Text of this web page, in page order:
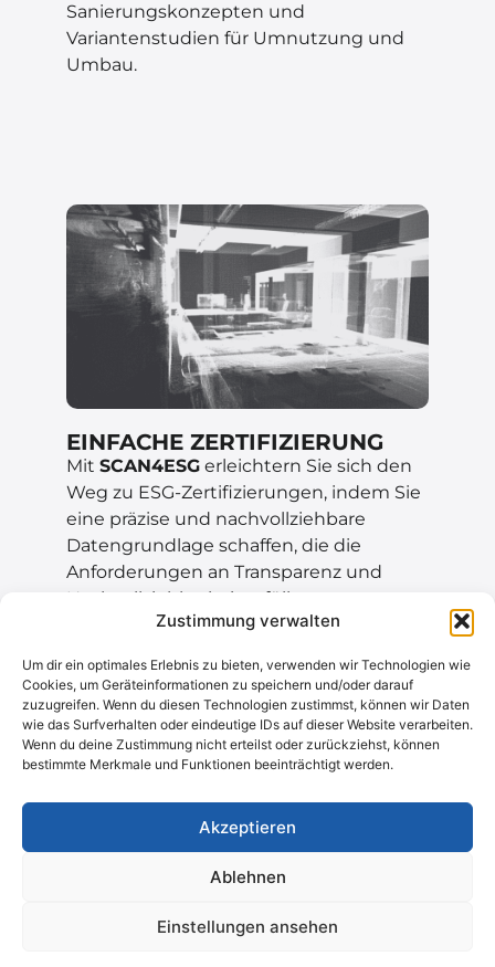
Zustimmung verwalten
Um dir ein optimales Erlebnis zu bieten, verwenden wir Technologien wie
Cookies, um Geräteinformationen zu speichern und/oder darauf
zuzugreifen. Wenn du diesen Technologien zustimmst, können wir Daten
wie das Surfverhalten oder eindeutige IDs auf dieser Website verarbeiten.
Wenn du deine Zustimmung nicht erteilst oder zurückziehst, können
bestimmte Merkmale und Funktionen beeinträchtigt werden.
Akzeptieren
Ablehnen
Einstellungen ansehen
Sanierungskonzepten und
Variantenstudien für Umnutzung und
Umbau.
EINFACHE ZERTIFIZIERUNG
Mit SCAN4ESG erleichtern Sie sich den
Weg zu ESG-Zertifizierungen, indem Sie
eine präzise und nachvollziehbare
Datengrundlage schaffen, die die
Anforderungen an Transparenz und
Nachvollziehbarkeit erfüllt.
identifizieren Potenziale, um ESG-
Kennzahlen, Immobilienattraktivität und
Wert nachhaltig zu steigern.